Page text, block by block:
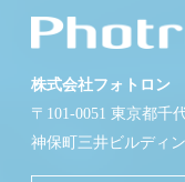
株式会社フォトロン
〒101-0051 東京都千
神保町三井ビルディ